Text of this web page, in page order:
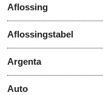
Aflossing
Aflossingstabel
Argenta
Auto